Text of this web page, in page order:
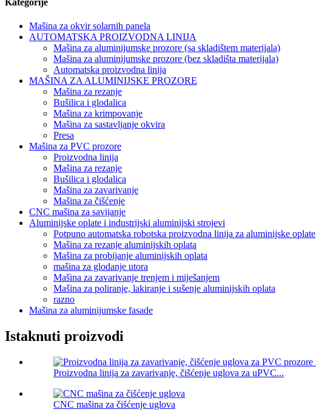
Mašina za okvir solarnih panela
AUTOMATSKA PROIZVODNA LINIJA
Mašina za aluminijumske prozore (sa skladištem materijala)
Mašina za aluminijumske prozore (bez skladišta materijala)
Automatska proizvodna linija
MAŠINA ZA ALUMINIJSKE PROZORE
Mašina za rezanje
Bušilica i glodalica
Mašina za krimpovanje
Mašina za sastavljanje okvira
Presa
Mašina za PVC prozore
Proizvodna linija
Mašina za rezanje
Bušilica i glodalica
Mašina za zavarivanje
Mašina za čišćenje
CNC mašina za savijanje
Aluminijske oplate i industrijski aluminijski strojevi
Potpuno automatska robotska proizvodna linija za aluminijske oplate
Mašina za rezanje aluminijskih oplata
Mašina za probijanje aluminijskih oplata
mašina za glodanje utora
Mašina za zavarivanje trenjem i miješanjem
Mašina za poliranje, lakiranje i sušenje aluminijskih oplata
razno
Mašina za aluminijumske fasade
Istaknuti proizvodi
Proizvodna linija za zavarivanje, čišćenje uglova za uPVC...
CNC mašina za čišćenje uglova